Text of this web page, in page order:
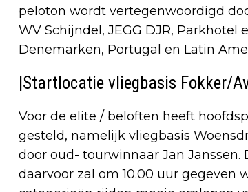
peloton wordt vertegenwoordigd
WV Schijndel, JEGG DJR,
Denemarken, Portugal en Latin
|Startlocatie vliegbasis Fokker/
Voor de elite / beloften heeft
gesteld, namelijk vliegbasis
door oud- tourwinnaar Jan
daarvoor zal om 10.00 uur gegeven